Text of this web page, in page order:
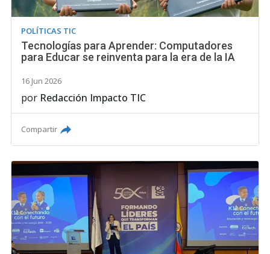
POLÍTICAS TIC
Tecnologías para Aprender: Computadores
para Educar se reinventa para la era de la IA
16 Jun 2026
por Redacción Impacto TIC
Compartir